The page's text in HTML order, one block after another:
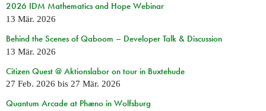
2026 IDM Mathematics and Hope Webinar
13 Mär. 2026
Behind the Scenes of Qaboom – Developer Talk & Discussion
13 Mär. 2026
Citizen Quest @ Aktionslabor on tour in Buxtehude
27 Feb. 2026 bis 27 Mär. 2026
Quantum Arcade at Phæno in Wolfsburg